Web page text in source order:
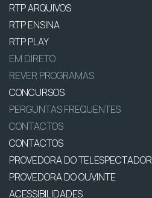
RTP ARQUIVOS
RTP ENSINA
RTP PLAY
EM DIRETO
REVER PROGRAMAS
CONCURSOS
PERGUNTAS FREQUENTES
CONTACTOS
CONTACTOS
PROVEDORA DO TELESPECTADOR
PROVEDORA DO OUVINTE
ACESSIBILIDADES